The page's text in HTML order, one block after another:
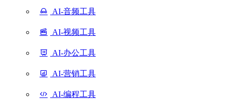
AI-音频工具
AI-视频工具
AI-办公工具
AI-营销工具
AI-编程工具